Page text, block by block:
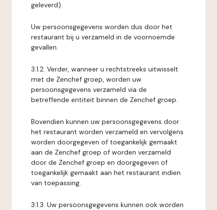
geleverd).
Uw persoonsgegevens worden dus door het
restaurant bij u verzameld in de voornoemde
gevallen.
3.1.2. Verder, wanneer u rechtstreeks uitwisselt
met de Zenchef groep, worden uw
persoonsgegevens verzameld via de
betreffende entiteit binnen de Zenchef groep.
Bovendien kunnen uw persoonsgegevens door
het restaurant worden verzameld en vervolgens
worden doorgegeven of toegankelijk gemaakt
aan de Zenchef groep of worden verzameld
door de Zenchef groep en doorgegeven of
toegankelijk gemaakt aan het restaurant indien
van toepassing.
3.1.3. Uw persoonsgegevens kunnen ook worden